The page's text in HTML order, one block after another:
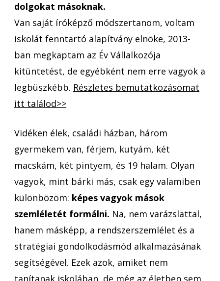
dolgokat másoknak.
Van saját íróképző módszertanom, voltam
iskolát fenntartó alapítvány elnöke, 2013-
ban megkaptam az Év Vállalkozója
kitüntetést, de egyébként nem erre vagyok a
legbüszkébb. Részletes bemutatkozásomat
itt találod>>
Vidéken élek, családi házban, három
gyermekem van, férjem, kutyám, két
macskám, két pintyem, és 19 halam. Olyan
vagyok, mint bárki más, csak egy valamiben
különbözöm: képes vagyok mások
szemléletét formálni. Na, nem varázslattal,
hanem másképp, a rendszerszemlélet és a
stratégiai gondolkodásmód alkalmazásának
segítségével. Ezek azok, amiket nem
tanítanak iskolában, de még az életben sem.